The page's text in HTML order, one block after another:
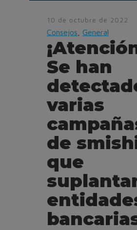
10 de octubre de 2022
Consejos General
Se han
varias
de
que